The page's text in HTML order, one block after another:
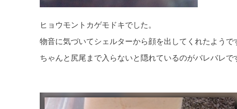
ヒョウモントカゲモドキでした。
物音に気づいてシェルターから顔を出してくれたようで
ちゃんと尻尾まで入らないと隠れているのがバレバレで